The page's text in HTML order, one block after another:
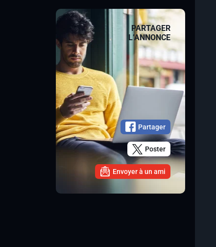
PARTAGER
L’ANNONCE
Partager
Poster
Envoyer à un ami